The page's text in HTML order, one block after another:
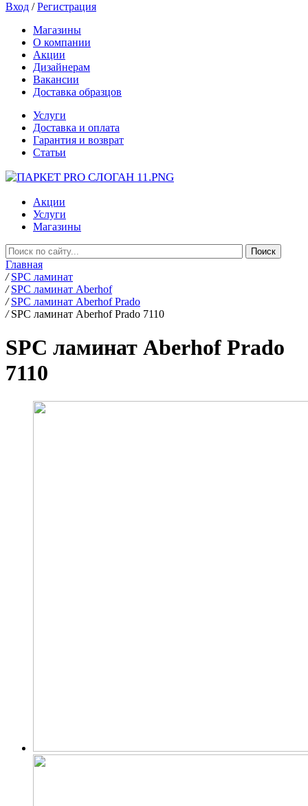
Вход /Регистрация
Магазины
О компании
Акции
Дизайнерам
Вакансии
Доставка образцов
Услуги
Доставка и оплата
Гарантия и возврат
Статьи
Акции
Услуги
Магазины
Главная
/ SPC ламинат
/ SPC ламинат Aberhof
/ SPC ламинат Aberhof Prado
/ SPC ламинат Aberhof Prado 7110
SPC ламинат Aberhof Prado
7110